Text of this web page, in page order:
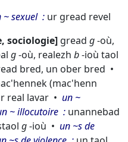
~ sexuel
ur gread revel
sociologie gread g-où,
g-où, realezh b-ioù taol
bred, un ober bred
(mac'henn
real lavar
un ~
~ illocutoire unannebad
g-ioù
un ~s de